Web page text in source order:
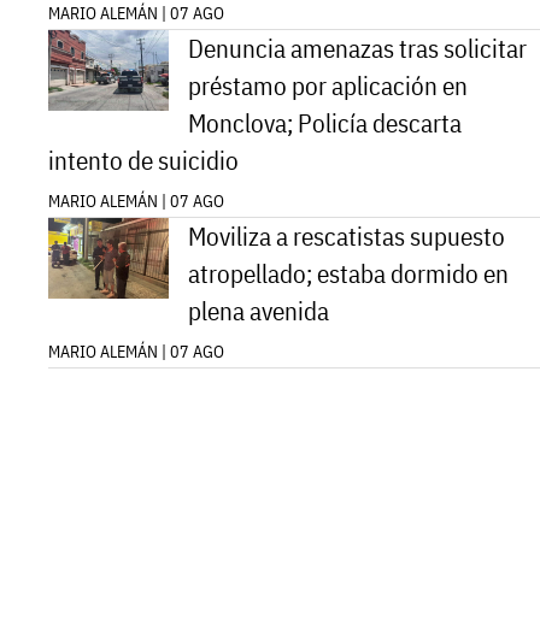
MARIO ALEMÁN | 07 AGO
Denuncia amenazas tras solicitar
préstamo por aplicación en
Monclova; Policía descarta
intento de suicidio
MARIO ALEMÁN | 07 AGO
Moviliza a rescatistas supuesto
atropellado; estaba dormido en
plena avenida
MARIO ALEMÁN | 07 AGO